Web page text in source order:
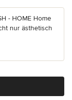
- HOME Home
nur ästhetisch